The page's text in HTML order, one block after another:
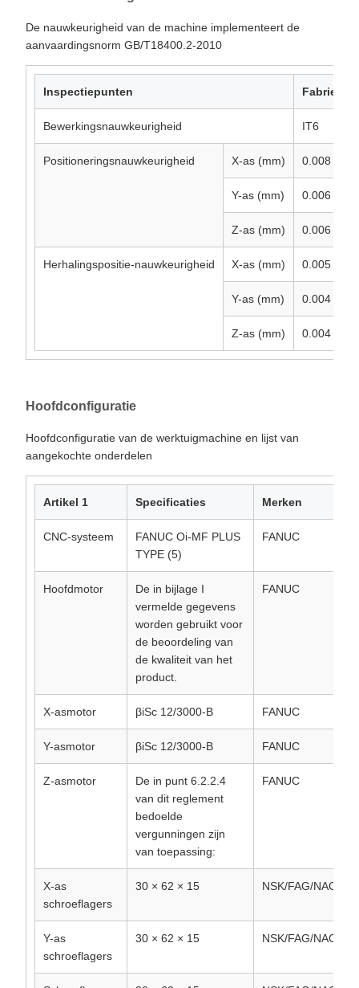
De nauwkeurigheid van de machine implementeert de
aanvaardingsnorm GB/T18400.2-2010
Inspectiepunten
Bewerkingsnauwkeurigheid IT6
Positioneringsnauwkeurigheid X-as (mm) 0.008
Y-as (mm) 0.006
Z-as (mm) 0.006
Herhalingspositie-nauwkeurigheid X-as (mm) 0.005
Y-as (mm) 0.004
Z-as (mm) 0.004
Hoofdconfiguratie
Hoofdconfiguratie van de werktuigmachine en lijst van
aangekochte onderdelen
Artikel 1 Specificaties Merken
CNC-systeem
FANUC Oi-MF PLUS
TYPE (5)
FANUC
Hoofdmotor
De in bijlage I
vermelde gegevens
worden gebruikt voor
de beoordeling van
de kwaliteit van het
product.
FANUC
X-asmotor βiSc 12/3000-B FANUC
Y-asmotor βiSc 12/3000-B FANUC
Z-asmotor
De in punt 6.2.2.4
van dit reglement
bedoelde
vergunningen zijn
van toepassing:
FANUC
X-as
schroeflagers
30 × 62 × 15 NSK/FAG/NACHI/
Y-as
schroeflagers
30 × 62 × 15 NSK/FAG/NACHI/